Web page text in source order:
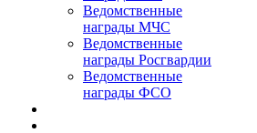
Ведомственные
награды МЧС
Ведомственные
награды Росгвардии
Ведомственные
награды ФСО